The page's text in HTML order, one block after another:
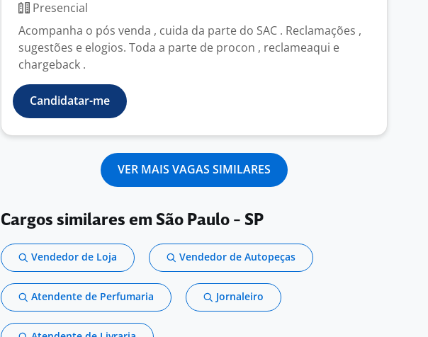
Presencial
Acompanha o pós venda , cuida da parte do SAC . Reclamações ,
sugestões e elogios. Toda a parte de procon , reclameaqui e
chargeback .
Candidatar-me
VER MAIS VAGAS SIMILARES
Cargos similares em São Paulo - SP
Vendedor de Loja Vendedor de Autopeças
Atendente de Perfumaria Jornaleiro